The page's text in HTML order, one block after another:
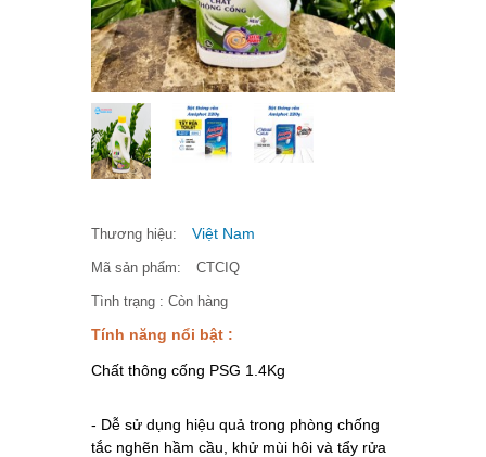
Thương hiệu: Việt Nam
Mã sản phẩm: CTCIQ
Tình trạng : Còn hàng
Tính năng nổi bật :
Chất thông cống PSG 1.4Kg
- Dễ sử dụng hiệu quả trong phòng chống
tắc nghẽn hầm cầu, khử mùi hôi và tẩy rửa